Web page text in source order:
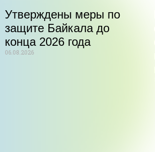
Утверждены меры по
защите Байкала до
конца 2026 года
06.08.2026